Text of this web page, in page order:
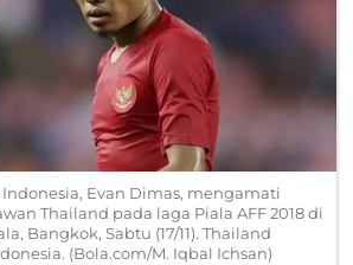
Evan Dimas, mengamati
Thailand pada laga Piala AFF 2018 di
Bangkok, Sabtu (17/11). Thailand
(Bola.com/M. Iqbal Ichsan)